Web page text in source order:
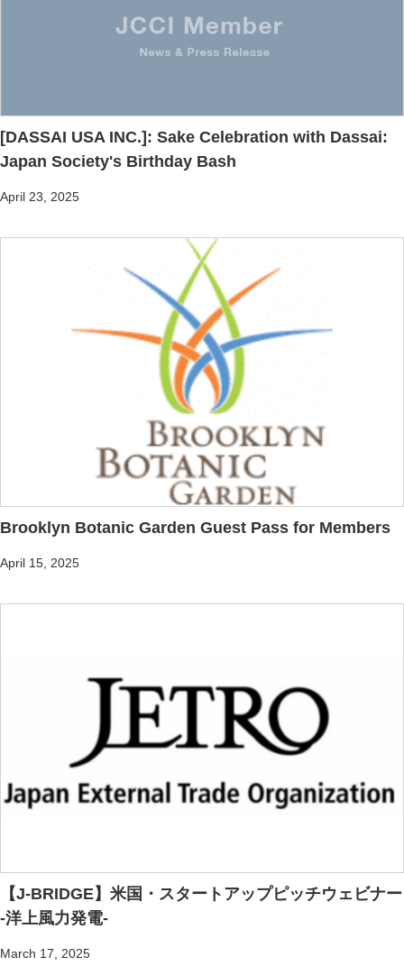
[DASSAI USA INC.]: Sake Celebration with Dassai:
Japan Society's Birthday Bash
April 23, 2025
Brooklyn Botanic Garden Guest Pass for Members
April 15, 2025
【J-BRIDGE】米国・スタートアップピッチウェビナー
-洋上風力発電-
March 17, 2025